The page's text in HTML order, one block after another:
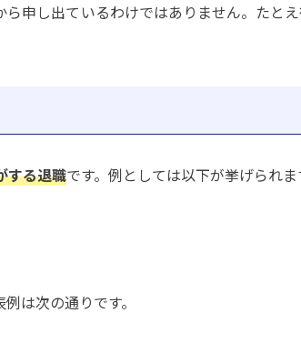
申し出ているわけではありません。たと
する退職です。例としては以下が挙げられま
は次の通りです。